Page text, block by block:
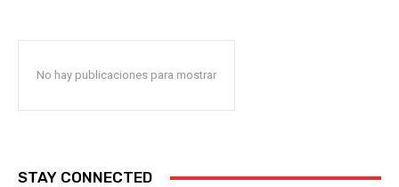
No hay publicaciones para mostrar
STAY CONNECTED